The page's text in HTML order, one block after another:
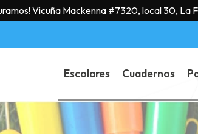
Vicuña Mackenna #7320, local 30, La
Escolares Cuadernos